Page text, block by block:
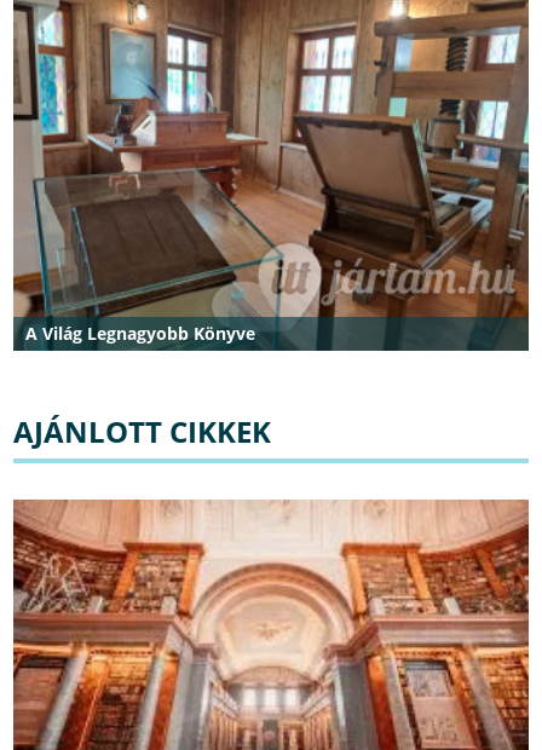
A Világ Legnagyobb Könyve
AJÁNLOTT CIKKEK